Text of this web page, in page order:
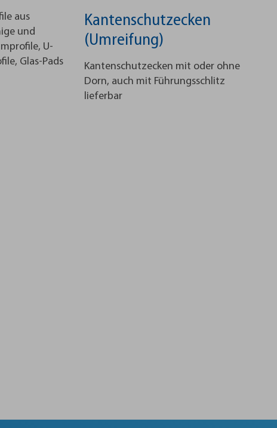
aus
und
U-
Glas-Pads
Kantenschutzecken
(Umreifung)
Kantenschutzecken mit oder ohne
Dorn, auch mit Führungsschlitz
lieferbar